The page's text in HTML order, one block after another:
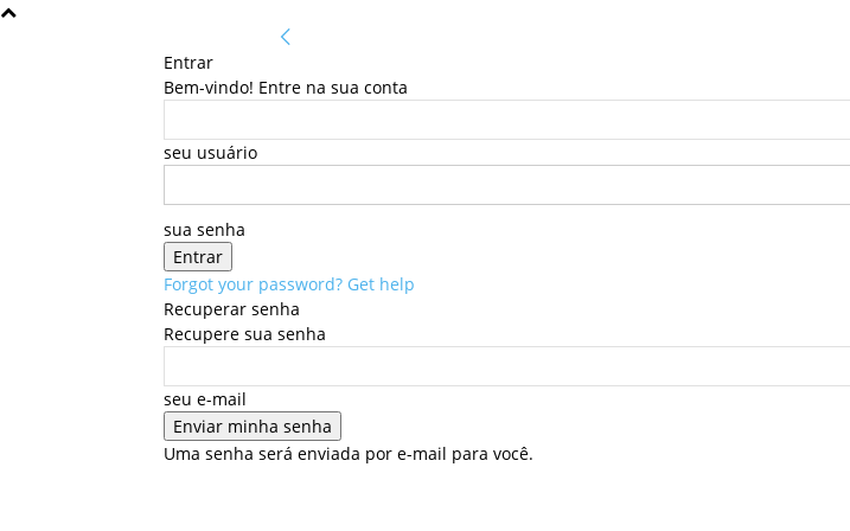
Entrar
Bem-vindo! Entre na sua conta
seu usuário
sua senha
Forgot your password? Get help
Recuperar senha
Recupere sua senha
seu e-mail
Uma senha será enviada por e-mail para você.